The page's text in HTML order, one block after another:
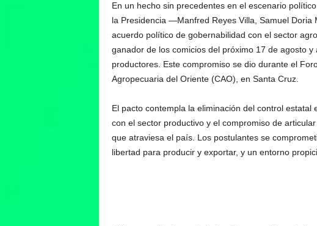
En un hecho sin precedentes en el escenario
la Presidencia —Manfred Reyes Villa, Samuel Doria
acuerdo político de gobernabilidad con el sector
ganador de los comicios del próximo 17 de agosto
productores. Este compromiso se dio durante el
Agropecuaria del Oriente (CAO), en Santa Cruz.
El pacto contempla la eliminación del control
con el sector productivo y el compromiso de
que atraviesa el país. Los postulantes se
libertad para producir y exportar, y un entorno